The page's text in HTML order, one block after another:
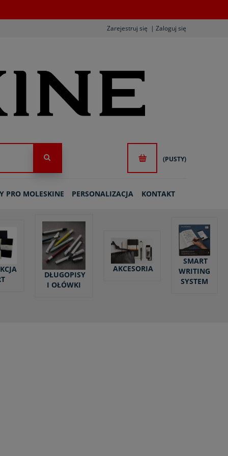
Zarejestruj się Zaloguj się
(PUSTY)
PRO MOLESKINE PERSONALIZACJA KONTAKT
DŁUGOPISY
I OŁÓWKI
AKCESORIA
SMART
WRITING
SYSTEM